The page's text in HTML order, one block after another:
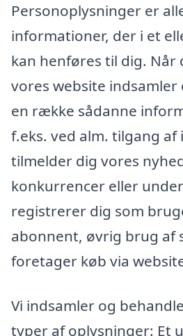
Personoplysninger er
informationer, der i et
kan henføres til dig.
vores website
en række sådanne
f.eks. ved alm. tilgang af
tilmelder dig vores
konkurrencer eller
registrerer dig som
abonnent, øvrig brug af
foretager køb via
Vi indsamler og
typer af oplysninger: Et